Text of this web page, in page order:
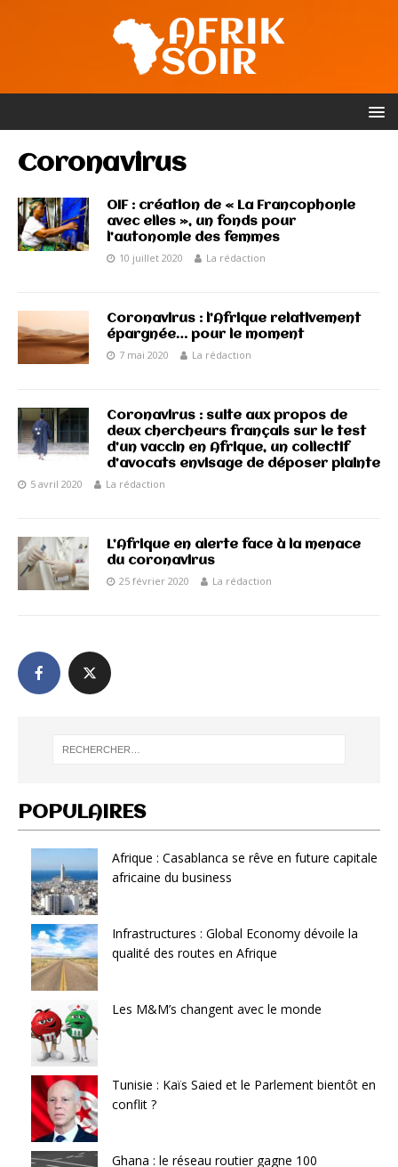
Coronavirus
OIF : création de « La Francophonie
avec elles », un fonds pour
l’autonomie des femmes
10 juillet 2020 La rédaction
Coronavirus : l’Afrique relativement
épargnée… pour le moment
7 mai 2020 La rédaction
Coronavirus : suite aux propos de
deux chercheurs français sur le test
d’un vaccin en Afrique, un collectif
d’avocats envisage de déposer plainte
5 avril 2020 La rédaction
L’Afrique en alerte face à la menace
du coronavirus
25 février 2020 La rédaction
POPULAIRES
Afrique : Casablanca se rêve en future capitale
africaine du business
Infrastructures : Global Economy dévoile la
qualité des routes en Afrique
Les M&M’s changent avec le monde
Tunisie : Kaïs Saied et le Parlement bientôt en
conflit ?
Ghana : le réseau routier gagne 100